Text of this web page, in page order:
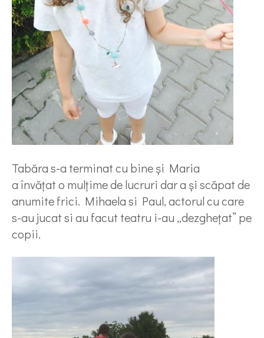
Tabăra s-a terminat cu bine și Maria
a învățat o mulțime de lucruri dar a și scăpat de
anumite frici. Mihaela si Paul, actorul cu care
s-au jucat si au facut teatru i-au „dezghețat” pe
copii.